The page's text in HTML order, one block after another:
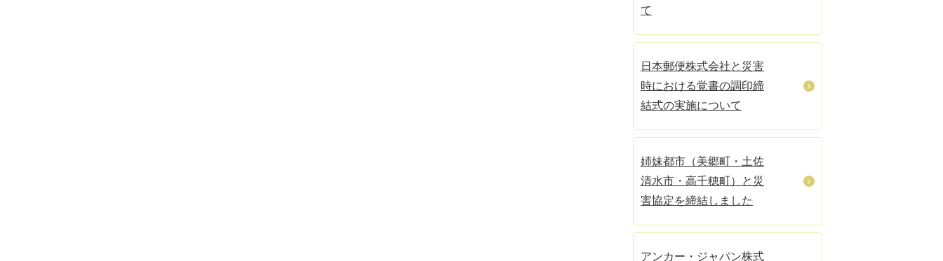
て
日本郵便株式会社と災害
時における覚書の調印締
結式の実施について
姉妹都市（美郷町・土佐
清水市・高千穂町）と災
害協定を締結しました
アンカー・ジャパン株式